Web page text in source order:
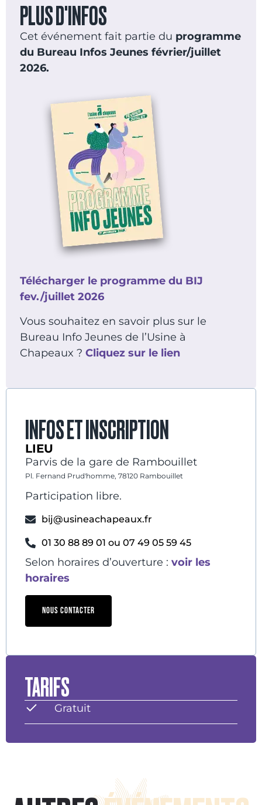
PLUS D'INFOS
Cet événement fait partie du programme
du Bureau Infos Jeunes février/juillet
2026.
Télécharger le programme du BIJ
fev./juillet 2026
Vous souhaitez en savoir plus sur le
Bureau Info Jeunes de l’Usine à
Chapeaux ? Cliquez sur le lien
INFOS ET INSCRIPTION
LIEU
Parvis de la gare de Rambouillet
Pl. Fernand Prud'homme, 78120 Rambouillet
Participation libre.
bij@usineachapeaux.fr
01 30 88 89 01 ou 07 49 05 59 45
Selon horaires d’ouverture : voir les
horaires
NOUS CONTACTER
TARIFS
Gratuit